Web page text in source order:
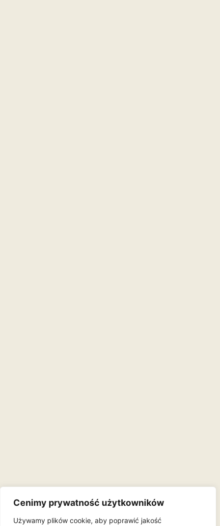
Cenimy prywatność użytkowników
Używamy plików cookie, aby poprawić jakość